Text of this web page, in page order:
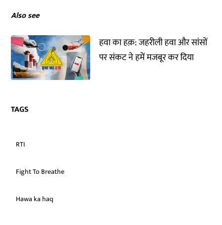
Also see
हवा का हक़: जहरीली हवा और सांसों
पर संकट ने हमें मजबूर कर दिया
TAGS
RTI
Fight To Breathe
Hawa ka haq